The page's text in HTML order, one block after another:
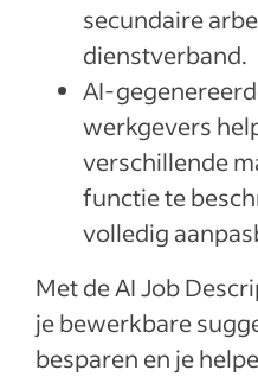
secundaire
dienstverband.
AI-
werkgevers
verschillende
functie te
volledig
Met de AI Job
je bewerkbare
besparen en je